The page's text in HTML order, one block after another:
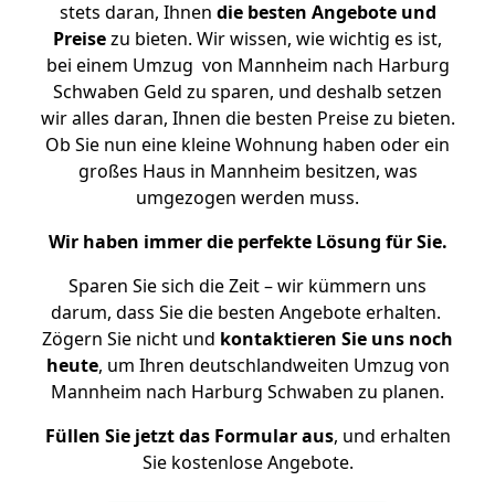
stets daran, Ihnen die besten Angebote und
Preisezu bieten. Wir wissen, wie wichtig es ist,
bei einem Umzug von Mannheim nach Harburg
Schwaben Geld zu sparen, und deshalb setzen
wir alles daran, Ihnen die besten Preise zu bieten.
Ob Sie nun eine kleine Wohnung haben oder ein
großes Haus in Mannheim besitzen, was
umgezogen werden muss.
Wir haben immer die perfekte Lösung für Sie.
Sparen Sie sich die Zeit – wir kümmern uns
darum, dass Sie die besten Angebote erhalten.
Zögern Sie nicht und kontaktieren Sie uns noch
heute, um Ihren deutschlandweiten Umzug von
Mannheim nach Harburg Schwaben zu planen.
Füllen Sie jetzt das Formular aus, und erhalten
Sie kostenlose Angebote.